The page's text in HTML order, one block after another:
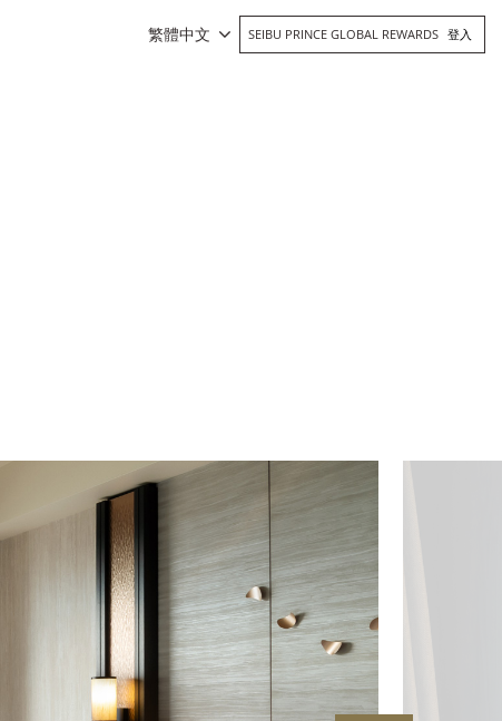
繁體中文 SEIBU PRINCE GLOBAL REWARDS 登入